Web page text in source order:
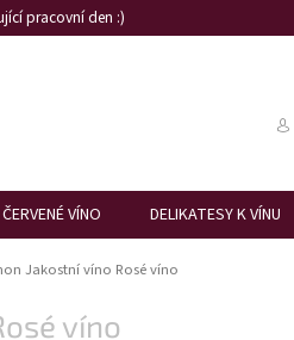
pracovní den :)
ČERVENÉ VÍNO DELIKATESY K VÍNU
Jakostní víno Rosé víno
víno